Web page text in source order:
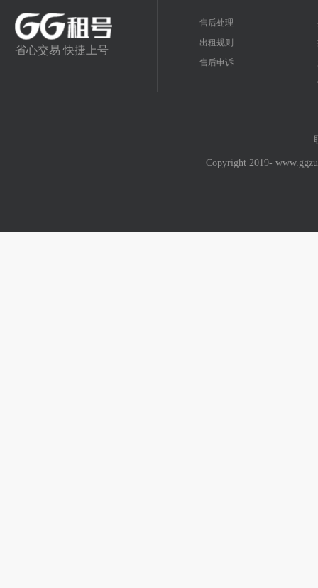
省心交易 快捷上号
售后处理
出租规则
售后申诉
Copyright 2019-